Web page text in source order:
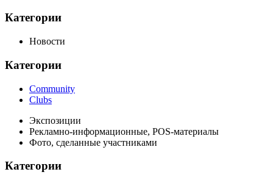
Категории
Новости
Категории
Community
Clubs
Экспозиции
Рекламно-информационные, POS-материалы
Фото, сделанные участниками
Категории